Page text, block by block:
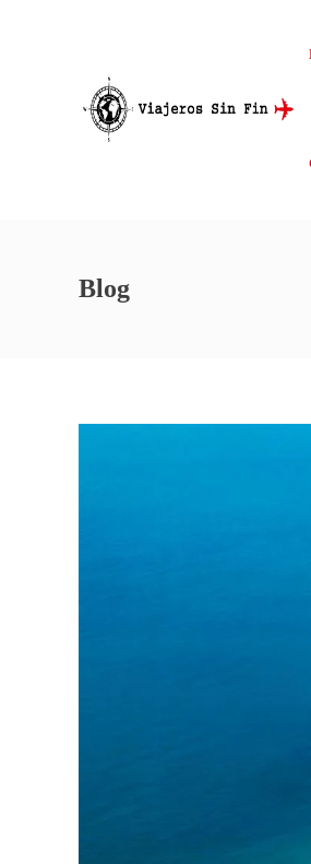
Blog